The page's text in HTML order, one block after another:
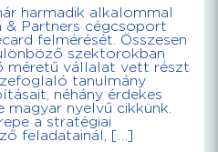
harmadik alkalommal
Partners cégcsoport
felmérését. Összesen
szektorokban
méretű vállalat vett részt
tanulmány
néhány érdekes
magyar nyelvű cikkünk.
a stratégiai
feladatainál, […]